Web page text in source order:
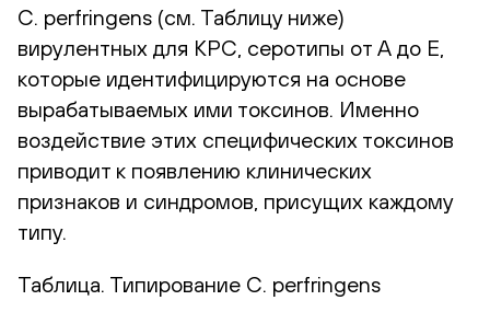
C. perfringens (см. Таблицу ниже)
вирулентных для КРС, серотипы от A до E,
которые идентифицируются на основе
вырабатываемых ими токсинов. Именно
воздействие этих специфических токсинов
приводит к появлению клинических
признаков и синдромов, присущих каждому
типу.
Таблица. Типирование C. perfringens